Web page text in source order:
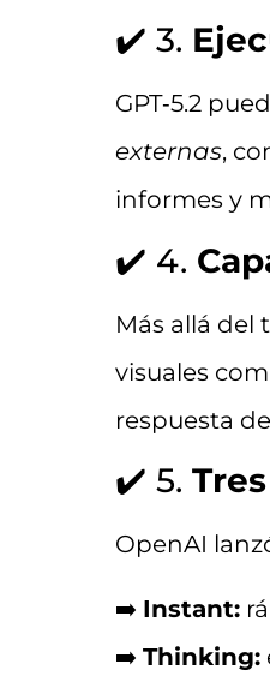
✔️ 3.
GPT‑5.2
externas,
informes y
✔️ 4.
Más allá del
visuales
respuesta
✔️ 5.
OpenAI
➡️ Instant:
➡️ Thinking: